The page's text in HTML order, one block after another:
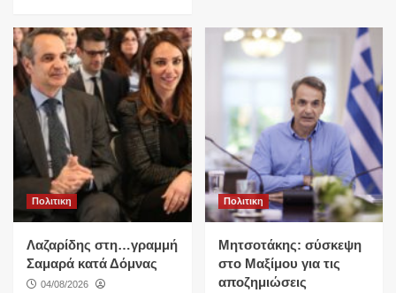
Πολιτικη
Λαζαρίδης στη…γραμμή
Σαμαρά κατά Δόμνας
04/08/2026
Πολιτικη
Μητσοτάκης: σύσκεψη
στο Μαξίμου για τις
αποζημιώσεις